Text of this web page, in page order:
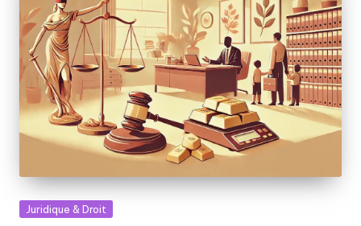
Posted
Juridique & Droit